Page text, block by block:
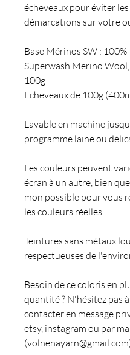
écheveaux pour éviter les
démarcations sur votre
Base Mérinos SW : 100%
Superwash Merino
100g
Echeveaux de 100g
Lavable en machine
programme laine ou
Les couleurs peuvent
écran à un autre, bien
mon possible pour vous
les couleurs réelles.
Teintures sans métaux
respectueuses de
Besoin de ce coloris en
quantité ? N'hésitez pas
contacter en message
etsy, instagram ou par